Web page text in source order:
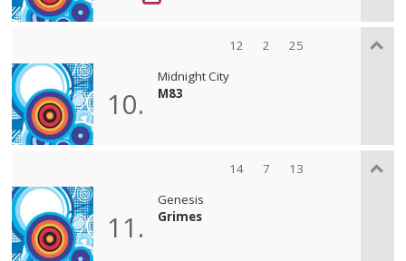
12 2 25
10.
Midnight City
M83
14 7 13
11.
Genesis
Grimes